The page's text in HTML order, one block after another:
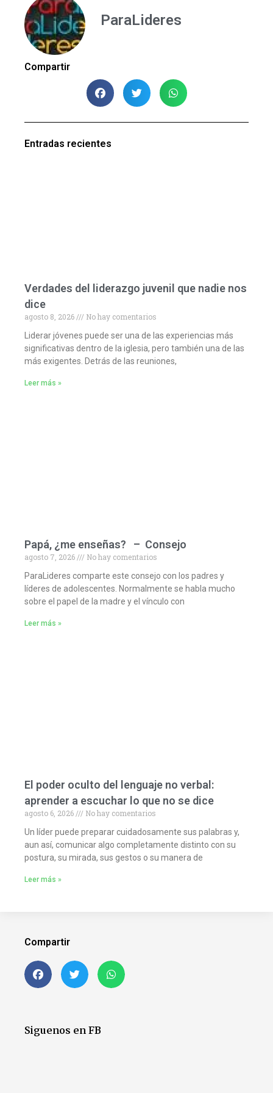
ParaLideres
Compartir
Entradas recientes
Verdades del liderazgo juvenil que nadie nos
dice
agosto 8, 2026
No hay comentarios
Liderar jóvenes puede ser una de las experiencias más
significativas dentro de la iglesia, pero también una de las
más exigentes. Detrás de las reuniones,
Leer más »
Papá, ¿me enseñas? – Consejo
agosto 7, 2026
No hay comentarios
ParaLideres comparte este consejo con los padres y
líderes de adolescentes. Normalmente se habla mucho
sobre el papel de la madre y el vínculo con
Leer más »
El poder oculto del lenguaje no verbal:
aprender a escuchar lo que no se dice
agosto 6, 2026
No hay comentarios
Un líder puede preparar cuidadosamente sus palabras y,
aun así, comunicar algo completamente distinto con su
postura, su mirada, sus gestos o su manera de
Leer más »
Compartir
Siguenos en FB